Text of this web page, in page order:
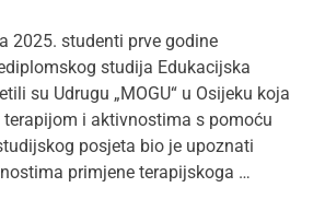
2025. studenti prve godine
studija Edukacijska
su Udrugu „MOGU“ u Osijeku koja
i aktivnostima s pomoću
posjeta bio je upoznati
primjene terapijskoga …